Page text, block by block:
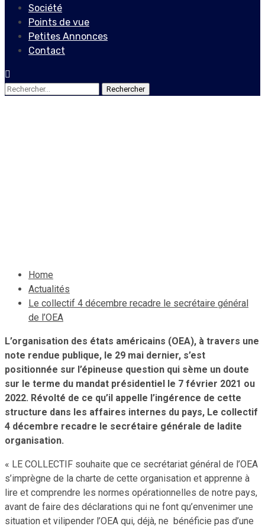
Société
Points de vue
Petites Annonces
Contact
Rechercher :
Home
Actualités
Le collectif 4 décembre recadre le secrétaire général
de l’OEA
L’organisation des états américains (OEA), à travers une
note rendue publique, le 29 mai dernier, s’est
positionnée sur l’épineuse question qui sème un doute
sur le terme du mandat présidentiel le 7 février 2021 ou
2022. Révolté de ce qu’il appelle l’ingérence de cette
structure dans les affaires internes du pays, Le collectif
4 décembre recadre le secrétaire générale de ladite
organisation.
« LE COLLECTIF souhaite que ce secrétariat général de l’OEA
s’imprègne de la charte de cette organisation et apprenne à
lire et comprendre les normes opérationnelles de notre pays,
avant de faire des déclarations qui ne font qu’envenimer une
situation et vilipender l’OEA qui, déjà, ne bénéficie pas d’une